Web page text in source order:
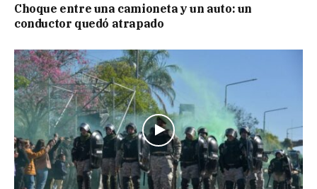
Choque entre una camioneta y un auto: un
conductor quedó atrapado